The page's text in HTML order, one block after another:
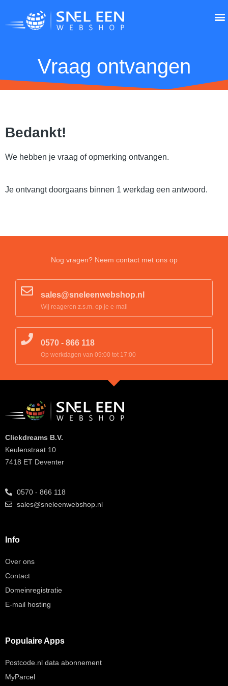
Vraag ontvangen
Bedankt!
We hebben je vraag of opmerking ontvangen.
Je ontvangt doorgaans binnen 1 werkdag een antwoord.
Nog vragen? Neem contact met ons op
sales@sneleenwebshop.nl
Wij reageren z.s.m. op je e-mail
0570 - 866 118
Op werkdagen van 09:00 tot 17:00
Clickdreams B.V.
Keulenstraat 10
7418 ET Deventer
0570 - 866 118
sales@sneleenwebshop.nl
Info
Over ons
Contact
Domeinregistratie
E-mail hosting
Populaire Apps
Postcode.nl data abonnement
MyParcel